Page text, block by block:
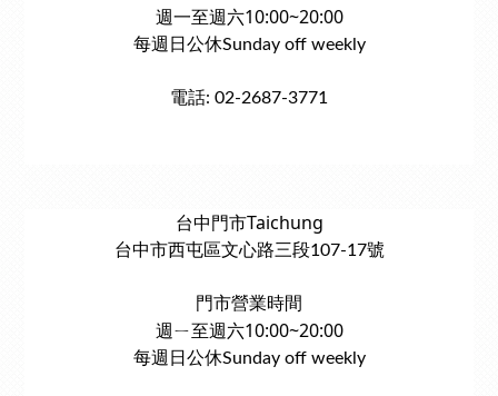
週一至週六10:00~20:00
每週日公休Sunday off weekly
電話: 02-2687-3771
台中門市Taichung
台中市西屯區文心路三段107-17號
門市營業時間
週ㄧ至週六10:00~20:00
每週日公休Sunday off weekly